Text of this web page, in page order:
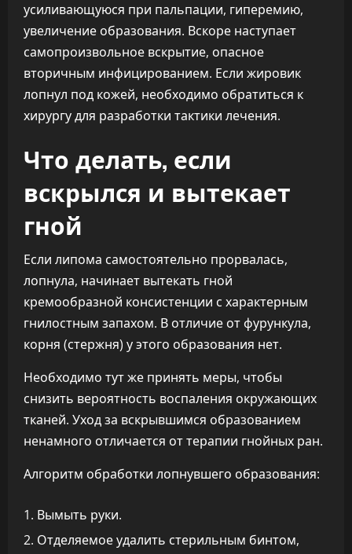
усиливающуюся при пальпации, гиперемию,
увеличение образования. Вскоре наступает
самопроизвольное вскрытие, опасное
вторичным инфицированием. Если жировик
лопнул под кожей, необходимо обратиться к
хирургу для разработки тактики лечения.
Что делать, если
вскрылся и вытекает
гной
Если липома самостоятельно прорвалась,
лопнула, начинает вытекать гной
кремообразной консистенции с характерным
гнилостным запахом. В отличие от фурункула,
корня (стержня) у этого образования нет.
Необходимо тут же принять меры, чтобы
снизить вероятность воспаления окружающих
тканей. Уход за вскрывшимся образованием
ненамного отличается от терапии гнойных ран.
Алгоритм обработки лопнувшего образования:
Вымыть руки.
Отделяемое удалить стерильным бинтом,